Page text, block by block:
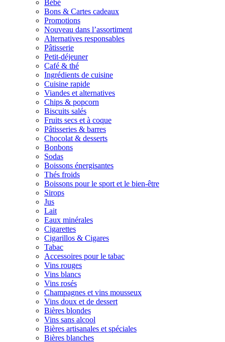
Bébé
Bons & Cartes cadeaux
Promotions
Nouveau dans l’assortiment
Alternatives responsables
Pâtisserie
Petit-déjeuner
Café & thé
Ingrédients de cuisine
Cuisine rapide
Viandes et alternatives
Chips & popcorn
Biscuits salés
Fruits secs et à coque
Pâtisseries & barres
Chocolat & desserts
Bonbons
Sodas
Boissons énergisantes
Thés froids
Boissons pour le sport et le bien-être
Sirops
Jus
Lait
Eaux minérales
Cigarettes
Cigarillos & Cigares
Tabac
Accessoires pour le tabac
Vins rouges
Vins blancs
Vins rosés
Champagnes et vins mousseux
Vins doux et de dessert
Bières blondes
Vins sans alcool
Bières artisanales et spéciales
Bières blanches